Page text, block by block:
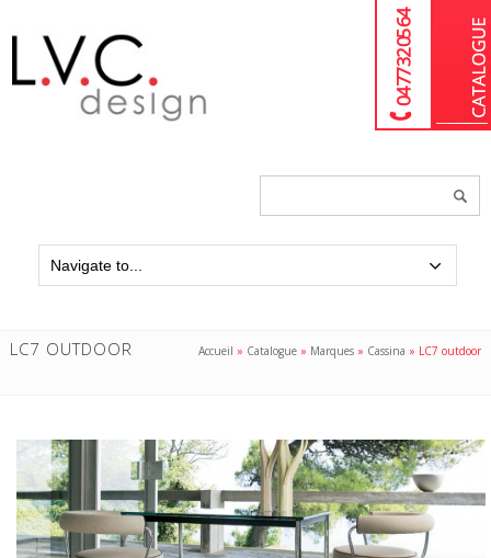
04 77 32 05 64
LC7 OUTDOOR Accueil » Catalogue » Marques » Cassina » LC7 outdoor